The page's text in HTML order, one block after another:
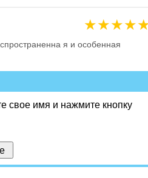
★★★★
я и особенная
свое имя и нажмите кнопку